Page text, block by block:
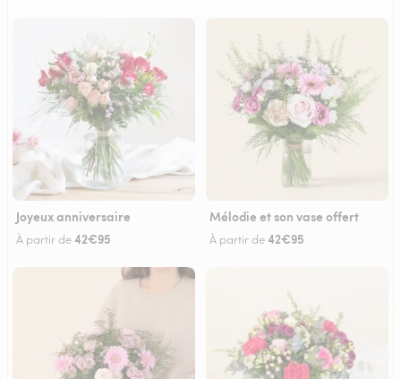
Joyeux anniversaire
À partir de42€95
Mélodie et son vase offert
À partir de42€95